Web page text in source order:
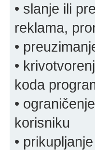
• slanje ili
reklama,
•
•
koda
•
korisniku
•